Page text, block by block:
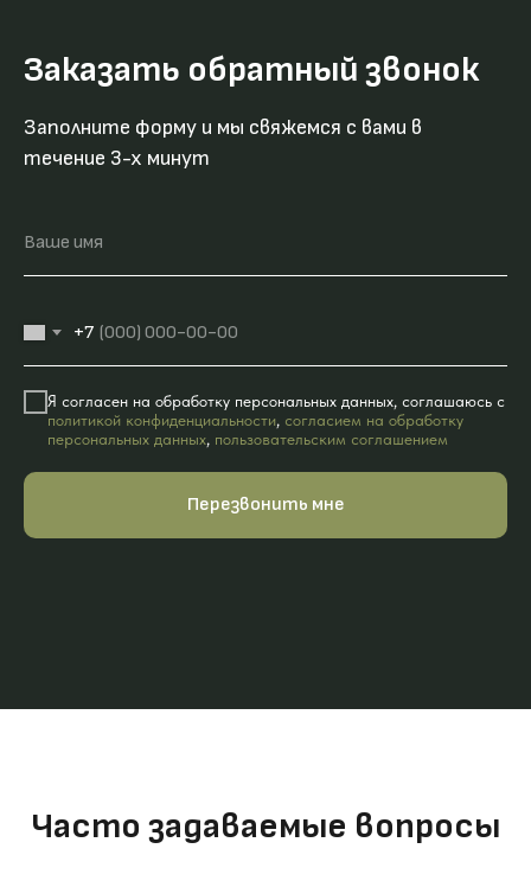
Заказать обратный звонок
Заполните форму и мы свяжемся с вами в
течение 3-х минут
Ваше имя
+7
Я согласен на обработку персональных данных, соглашаюсь с
политикой конфиденциальности, согласием на обработку
персональных данных, пользовательским соглашением
Перезвонить мне
Часто задаваемые вопросы